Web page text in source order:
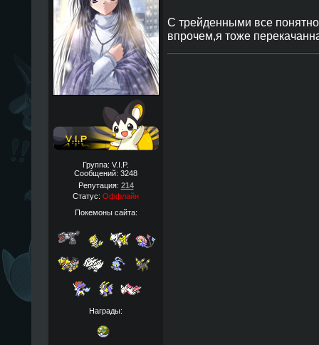
Группа: V.I.P.
Сообщений: 3248
Репутация: 214
Статус: Оффлайн
Покемоны сайта:
Награды:
С трейденными все
впрочем,я тоже